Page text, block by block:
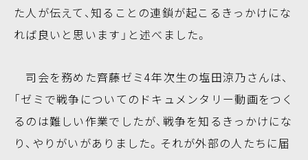
た人が伝えて、知ることの連鎖が起こるきっかけにな
れば良いと思います」と述べました。
司会を務めた齊藤ゼミ4年次生の塩田涼乃さんは、
「ゼミで戦争についてのドキュメンタリー動画をつく
るのは難しい作業でしたが、戦争を知るきっかけにな
り、やりがいがありました。それが外部の人たちに届